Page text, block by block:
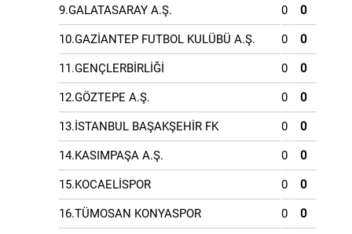
9.GALATASARAY A.Ş. 0 0
10.GAZİANTEP FUTBOL KULÜBÜ A.Ş. 0 0
11.GENÇLERBİRLİĞİ 0 0
12.GÖZTEPE A.Ş. 0 0
13.İSTANBUL BAŞAKŞEHİR FK 0 0
14.KASIMPAŞA A.Ş. 0 0
15.KOCAELİSPOR 0 0
16.TÜMOSAN KONYASPOR 0 0